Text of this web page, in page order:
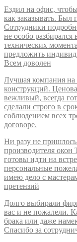
Ездил на офис,
как заказывать. Был
Сотрудники
не особо разбирался
технических
предложить
Всем доволен
Лучшая компания на
конструкций.
вежливый, всегда
сделали строго в
соблюдением всех
договоре.
Ни разу не пришлось
производителя
готовы идти на
персональные
имею дело с
претензий
Долго выбирали
вас и не пожалели.
брака или даже
Спасибо за